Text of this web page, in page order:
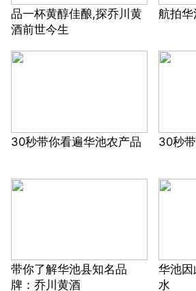
品一杯黄醇佳酿,探乔川黄
酒前世今生
航拍
30秒带你看遍华池农产品 30秒
带你了解华池县知名品
牌：乔川黄酒
华池
水